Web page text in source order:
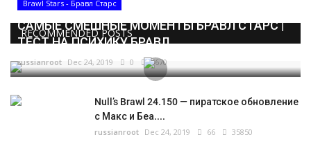
RECOMMENDED POSTS
Brawl Stars - Бравл Старс
САМЫЕ СМЕШНЫЕ МОМЕНТЫ БРАВЛ СТАРС |
ТЕСТ НА ПСИХИКУ БРАВЛ...
russianroot Dec 24, 2019 0 5670
Null’s Brawl 24.150 — пиратское обновление
с Макс и Беа....
russianroot Dec 24, 2019 66 35850